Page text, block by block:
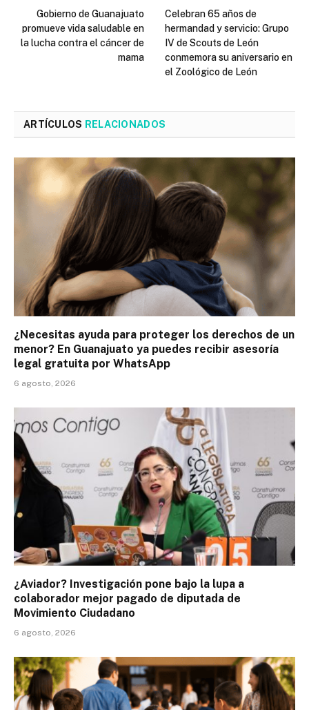
Gobierno de Guanajuato
promueve vida saludable en
la lucha contra el cáncer de
mama
Celebran 65 años de
hermandad y servicio: Grupo
IV de Scouts de León
conmemora su aniversario en
el Zoológico de León
ARTÍCULOS RELACIONADOS
¿Necesitas ayuda para proteger los derechos de un
menor? En Guanajuato ya puedes recibir asesoría
legal gratuita por WhatsApp
6 agosto, 2026
¿Aviador? Investigación pone bajo la lupa a
colaborador mejor pagado de diputada de
Movimiento Ciudadano
6 agosto, 2026